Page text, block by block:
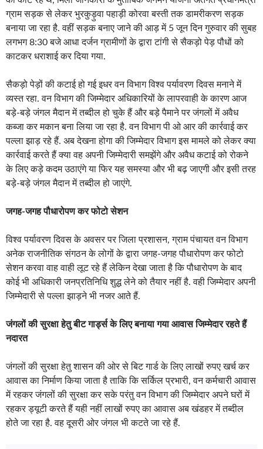
लगभग 8:30 बजे आधा दर्जन ग्रामीणों के द्वारा टांगी से सैकड़ो पेड़ पौधों को
काटकर धराशाई कर दिया गया.
सैकड़ो पेड़ों की कटाई हो गई इधर वन विभाग विश्व पर्यावरण दिवस मनाने में
बड़े-बड़े जंगल मैदान में तब्दील हो चुके हैं और बड़े पैमाने पर जंगलों में अवैध
कब्जा कर मकान बना लिया जा रहा है. वन विभाग पी ओ आर की कार्रवाई कर
पल्ला झाड़ रहे हैं. अब देखना होगा की जिम्मेदार विभाग इस मामले को लेकर क्या
कार्रवाई करते हैं क्या वह अपनी जिम्मेदारी समझेंगे और अवैध कटाई को रोकने
के लिए कड़े कदम उठाएंगे या फिर यह समस्या और भी बढ़ जाएगी और इसी तरह
बड़े-बड़े जंगल मैदान में तब्दील हो जाएंगे.
जगह-जगह पौधारोपण कर फोटो सेशन
विश्व पर्यावरण दिवस के अवसर पर जिला प्रशासन, ग्राम पंचायत वन विभाग
सेशन करवा वाह वाही लूट रहे हैं लेकिन देखा जाता है कि पौधारोपण के बाद
कोई भी अधिकारी जनप्रतिनिधि शुद्ध लेने को तैयार नहीं है. वही जिम्मेदार अपनी
जिम्मेदारी से पल्ला झाड़ने भी नजर आते हैं.
जंगलों की सुरक्षा हेतु बीट गार्ड्स के लिए बनाया गया आवास
जंगलों की सुरक्षा हेतु शासन की ओर से बिट गार्ड के लिए लाखों रुपए खर्च कर
में रहकर जंगलों की सुरक्षा कर सके परंतु वन विभाग की जिम्मेदार अपने घरों में
रहकर ड्यूटी करते हैं यही नहीं लाखों रुपए का आवास अब खंडहर में तब्दील
होते जा रहा है. वह दूसरी ओर जंगल भी कटते जा रहे हैं.